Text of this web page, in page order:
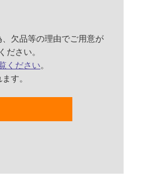
欠品等の理由でご用意が
ださい。
ください。
す。